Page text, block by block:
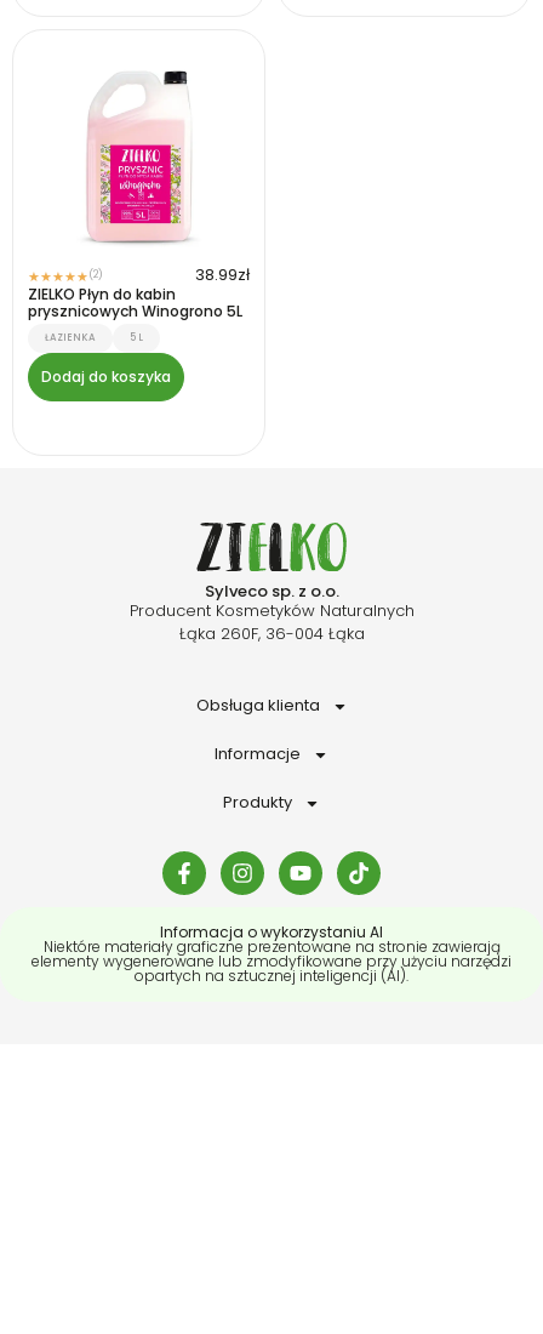
★★★★★(2) 38.99zł
ZIELKO Płyn do kabin
prysznicowych Winogrono 5L
ŁAZIENKA 5 L
Dodaj do koszyka
Sylveco sp. z o.o.
Producent Kosmetyków Naturalnych
Łąka 260F, 36-004 Łąka
Obsługa klienta
Informacje
Produkty
Informacja o wykorzystaniu AI
Niektóre materiały graficzne prezentowane na stronie zawierają
elementy wygenerowane lub zmodyfikowane przy użyciu narzędzi
opartych na sztucznej inteligencji (AI).